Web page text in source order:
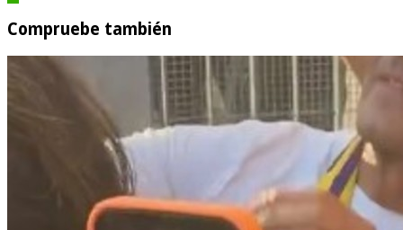
Compruebe también